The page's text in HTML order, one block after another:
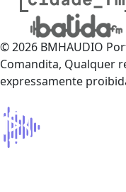
© 2026 BMHAUDIO
Comandita, Qualquer
expressamente